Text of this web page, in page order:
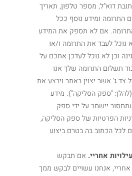
דוא"ל, מספר טלפון, תאריך
התרומה ומידע נוסף ככל
אם לא תספק את המידע
נוכל לעבד את התרומה ו/או
וכן לא נוכל לעדכן אתכם על
תשלום התרומה שלך אנו
ג' אשר יצוין באתר ויבצע את
"ספק הסליקה"). מידע
יישמר על ידי ספק
הפרטיות של ספק הסליקה,
לכל הכתוב בה בטרם ביצוע
אחריי. אם תבקש
אנחנו עשויים לבקש ממך